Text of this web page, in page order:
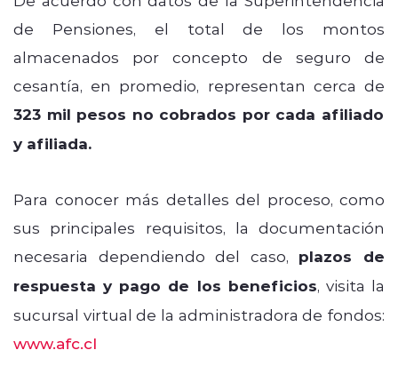
de Pensiones, el total de los montos
almacenados por concepto de seguro de
cesantía, en promedio, representan cerca de
323 mil pesos no cobrados por cada afiliado
y afiliada.
Para conocer más detalles del proceso, como
sus principales requisitos, la documentación
necesaria dependiendo del caso, plazos de
respuesta y pago de los beneficios, visita la
sucursal virtual de la administradora de fondos:
www.afc.cl